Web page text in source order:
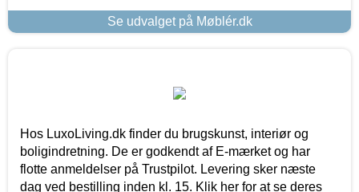
Se udvalget på Møblér.dk
Hos LuxoLiving.dk finder du brugskunst, interiør og
boligindretning. De er godkendt af E-mærket og har
flotte anmeldelser på Trustpilot. Levering sker næste
dag ved bestilling inden kl. 15. Klik her for at se deres